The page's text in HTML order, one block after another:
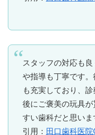
スタッフの対応も
や指導も丁寧です
も充実しており、
後にご褒美の玩具
すい歯科だと思いま
引用： 田口歯科医院